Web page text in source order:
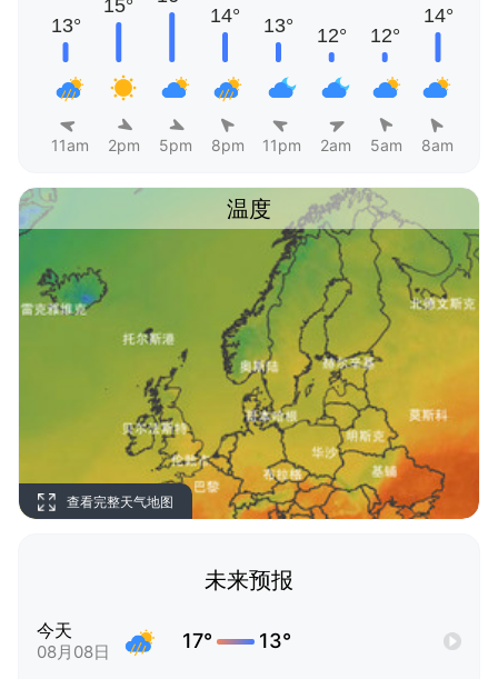
11am 2pm 5pm 8pm 11pm 2am 5am 8am
温度
查看完整天气地图
未来预报
今天
08月08日 17° 13°